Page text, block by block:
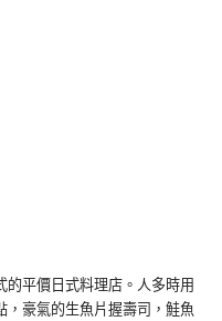
平價日式料理店。人多時用
豪氣的生魚片握壽司，鮭魚